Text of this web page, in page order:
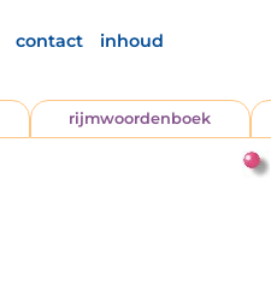
contact inhoud
rijmwoordenboek